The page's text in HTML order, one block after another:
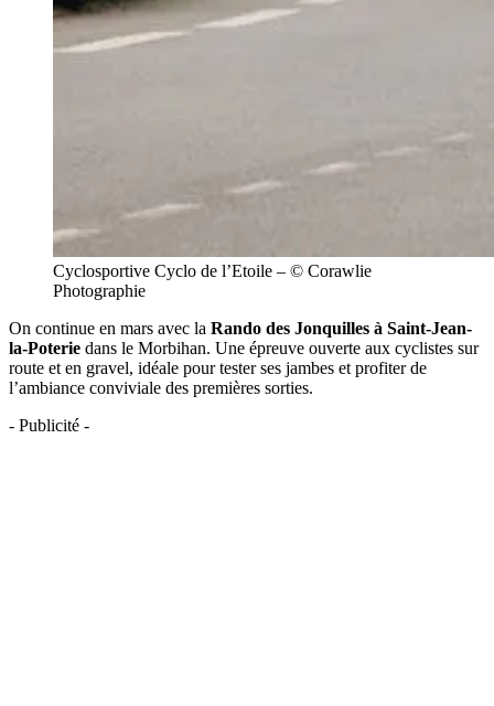
Cyclosportive Cyclo de l’Etoile – © Corawlie
Photographie
On continue en mars avec la Rando des Jonquilles à Saint-Jean-
la-Poterie dans le Morbihan. Une épreuve ouverte aux cyclistes sur
route et en gravel, idéale pour tester ses jambes et profiter de
l’ambiance conviviale des premières sorties.
- Publicité -